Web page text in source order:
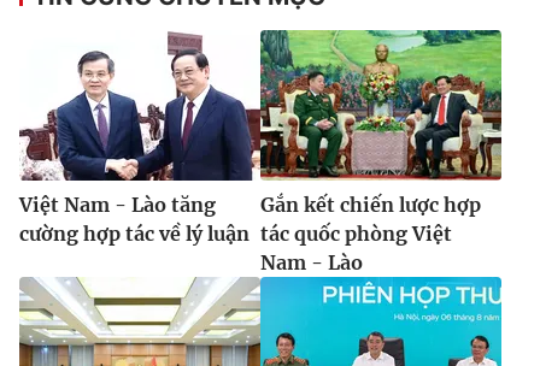
® Cấm sao chép dưới mọi hình thức nếu không có sự chấp
thuận bằng văn bản. Ghi rõ nguồn VTV.vn khi phát hành lại
thông tin từ website này.
Việt Nam - Lào tăng
cường hợp tác về lý luận
Gắn kết chiến lược hợp
tác quốc phòng Việt
Nam - Lào